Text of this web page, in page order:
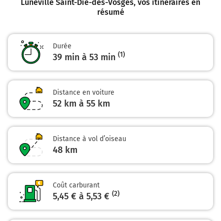
ST DIÉ
Z.I.
LUNÉVILLE
BACCARAT
Continuer et rejoindre N59. Continuer sur 45
kilomètres
Colmar
Saint-Dié-des-Vosges
Baccarat
N59
Sortir et rejoindre Rond-Point Théodore Monod.
Continuer sur 220 mètres
52 km
Lunéville Saint-Dié-des-Vosges, vos itinéraires en
résumé
Durée
39 min à 53 min (1)
Distance en voiture
52 km à 55 km
Distance à vol d’oiseau
48 km
Coût carburant
5,45 € à 5,53 € (2)